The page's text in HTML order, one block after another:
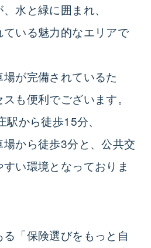
水と緑に囲まれ、
いる魅力的なエリアで
が完備されているた
も便利でございます。
から徒歩15分、
から徒歩3分と、公共交
い環境となっておりま
「保険選びをもっと自